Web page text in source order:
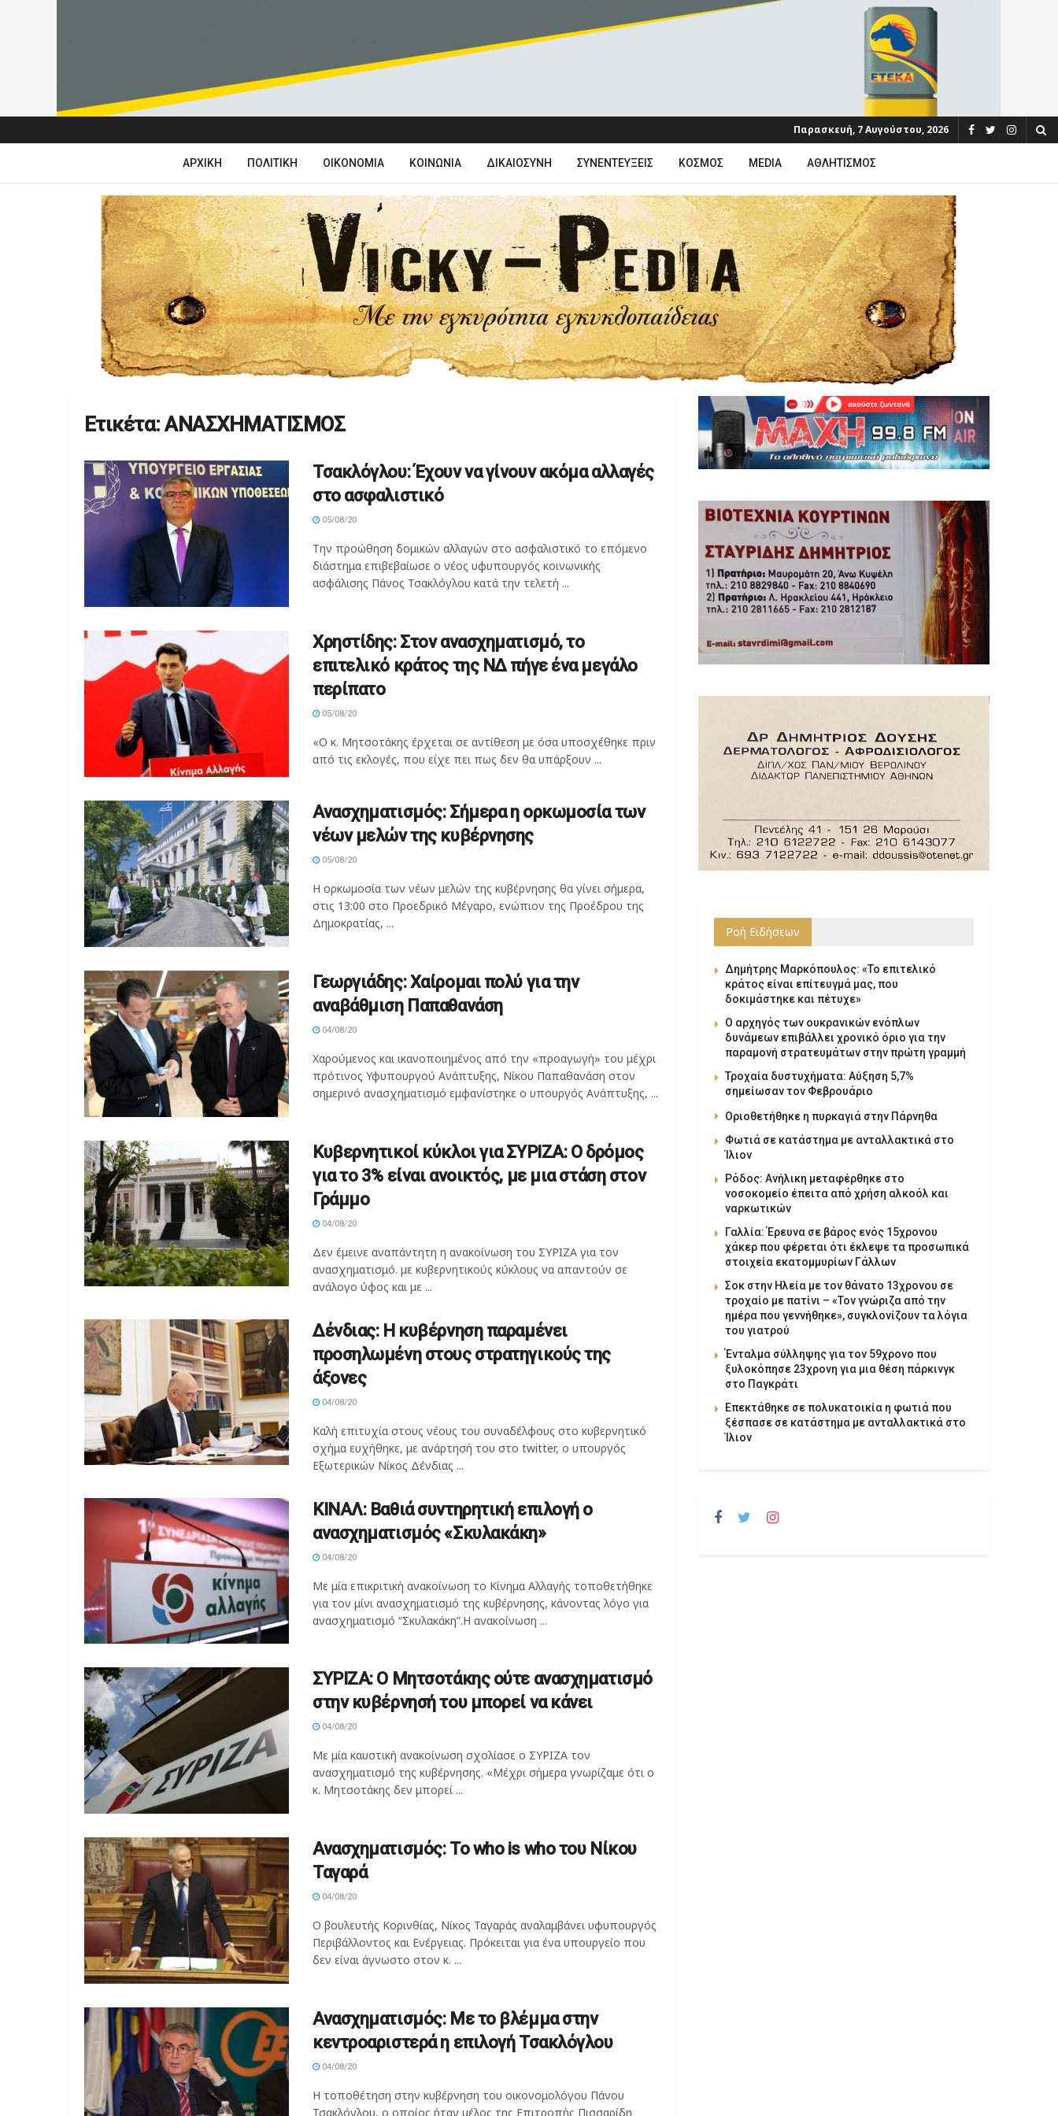
Παρασκευή, 7 Αυγούστου, 2026
ΑΡΧΙΚΉ ΠΟΛΙΤΙΚΉ ΟΙΚΟΝΟΜΊΑ ΚΟΙΝΩΝΊΑ ΔΙΚΑΙΟΣΎΝΗ ΣΥΝΕΝΤΕΎΞΕΙΣ ΚΌΣΜΟΣ MEDIA ΑΘΛΗΤΙΣΜΌΣ
Ετικέτα:ΑΝΑΣΧΗΜΑΤΙΣΜΟΣ
Τσακλόγλου: Έχουν να γίνουν ακόμα αλλαγές
στο ασφαλιστικό
05/08/20
Την προώθηση δομικών αλλαγών στο ασφαλιστικό το επόμενο
διάστημα επιβεβαίωσε ο νέος υφυπουργός κοινωνικής
ασφάλισης Πάνος Τσακλόγλου κατά την τελετή ...
Χρηστίδης: Στον ανασχηματισμό, το
επιτελικό κράτος της ΝΔ πήγε ένα μεγάλο
περίπατο
05/08/20
«Ο κ. Μητσοτάκης έρχεται σε αντίθεση με όσα υποσχέθηκε πριν
από τις εκλογές, που είχε πει πως δεν θα υπάρξουν ...
Ανασχηματισμός: Σήμερα η ορκωμοσία των
νέων μελών της κυβέρνησης
05/08/20
Η ορκωμοσία των νέων μελών της κυβέρνησης θα γίνει σήμερα,
στις 13:00 στο Προεδρικό Μέγαρο, ενώπιον της Προέδρου της
Δημοκρατίας, ...
Γεωργιάδης: Χαίρομαι πολύ για την
αναβάθμιση Παπαθανάση
04/08/20
Χαρούμενος και ικανοποιημένος από την «προαγωγή» του μέχρι
πρότινος Υφυπουργού Ανάπτυξης, Νίκου Παπαθανάση στον
σημερινό ανασχηματισμό εμφανίστηκε ο υπουργός Ανάπτυξης, ...
Κυβερνητικοί κύκλοι για ΣΥΡΙΖΑ: Ο δρόμος
για το 3% είναι ανοικτός, με μια στάση στον
Γράμμο
04/08/20
Δεν έμεινε αναπάντητη η ανακοίνωση του ΣΥΡΙΖΑ για τον
ανασχηματισμό. με κυβερνητικούς κύκλους να απαντούν σε
ανάλογο ύφος και με ...
Δένδιας: Η κυβέρνηση παραμένει
προσηλωμένη στους στρατηγικούς της
άξονες
04/08/20
Καλή επιτυχία στους νέους του συναδέλφους στο κυβερνητικό
σχήμα ευχήθηκε, με ανάρτησή του στο twitter, ο υπουργός
Εξωτερικών Νίκος Δένδιας ...
ΚΙΝΑΛ: Βαθιά συντηρητική επιλογή ο
ανασχηματισμός «Σκυλακάκη»
04/08/20
Με μία επικριτική ανακοίνωση το Κίνημα Αλλαγής τοποθετήθηκε
για τον μίνι ανασχηματισμό της κυβέρνησης, κάνοντας λόγο για
ανασχηματισμό “Σκυλακάκη”.Η ανακοίνωση ...
ΣΥΡΙΖΑ: Ο Μητσοτάκης ούτε ανασχηματισμό
στην κυβέρνησή του μπορεί να κάνει
04/08/20
Με μία καυστική ανακοίνωση σχολίασε ο ΣΥΡΙΖΑ τον
ανασχηματισμό της κυβέρνησης. «Μέχρι σήμερα γνωρίζαμε ότι ο
κ. Μητσοτάκης δεν μπορεί ...
Ανασχηματισμός: Το who is who του Νίκου
Ταγαρά
04/08/20
Ο βουλευτής Κορινθίας, Νίκος Ταγαράς αναλαμβάνει υφυπουργός
Περιβάλλοντος και Ενέργειας. Πρόκειται για ένα υπουργείο που
δεν είναι άγνωστο στον κ. ...
Ανασχηματισμός: Με το βλέμμα στην
κεντροαριστερά η επιλογή Τσακλόγλου
04/08/20
Η τοποθέτηση στην κυβέρνηση του οικονομολόγου Πάνου
Τσακλόγλου, ο οποίος ήταν μέλος της Επιτροπής Πισσαρίδη
Ροή Ειδήσεων
Δημήτρης Μαρκόπουλος: «Το επιτελικό
κράτος είναι επίτευγμά μας, που
δοκιμάστηκε και πέτυχε»
Ο αρχηγός των ουκρανικών ενόπλων
δυνάμεων επιβάλλει χρονικό όριο για την
παραμονή στρατευμάτων στην πρώτη γραμμή
Τροχαία δυστυχήματα: Αύξηση 5,7%
σημείωσαν τον Φεβρουάριο
Οριοθετήθηκε η πυρκαγιά στην Πάρνηθα
Φωτιά σε κατάστημα με ανταλλακτικά στο
Ίλιον
Ρόδος: Ανήλικη μεταφέρθηκε στο
νοσοκομείο έπειτα από χρήση αλκοόλ και
ναρκωτικών
Γαλλία: Έρευνα σε βάρος ενός 15χρονου
χάκερ που φέρεται ότι έκλεψε τα προσωπικά
στοιχεία εκατομμυρίων Γάλλων
Σοκ στην Ηλεία με τον θάνατο 13χρονου σε
τροχαίο με πατίνι – «Τον γνώριζα από την
ημέρα που γεννήθηκε», συγκλονίζουν τα λόγια
του γιατρού
Ένταλμα σύλληψης για τον 59χρονο που
ξυλοκόπησε 23χρονη για μια θέση πάρκινγκ
στο Παγκράτι
Επεκτάθηκε σε πολυκατοικία η φωτιά που
ξέσπασε σε κατάστημα με ανταλλακτικά στο
Ίλιον